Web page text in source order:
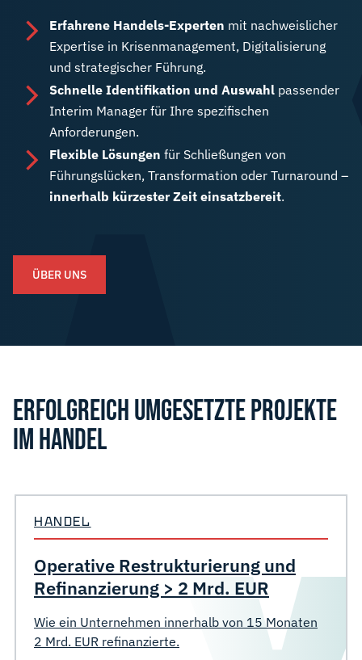
Erfahrene Handels-Experten mit nachweislicher
Expertise in Krisenmanagement, Digitalisierung
und strategischer Führung.
Schnelle Identifikation und Auswahl passender
Interim Manager für Ihre spezifischen
Anforderungen.
Flexible Lösungen für Schließungen von
Führungslücken, Transformation oder Turnaround –
innerhalb kürzester Zeit einsatzbereit.
ÜBER UNS
ERFOLGREICH UMGESETZTE PROJEKTE
IM HANDEL
HANDEL
Operative Restrukturierung und
Refinanzierung > 2 Mrd. EUR
Wie ein Unternehmen innerhalb von 15 Monaten
2 Mrd. EUR refinanzierte.